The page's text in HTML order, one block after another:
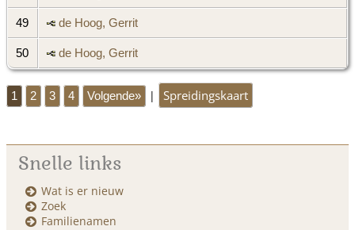
49 de Hoog, Gerrit
50 de Hoog, Gerrit
1 2 3 4 Volgende» | Spreidingskaart
Snelle links
Wat is er nieuw
Zoek
Familienamen